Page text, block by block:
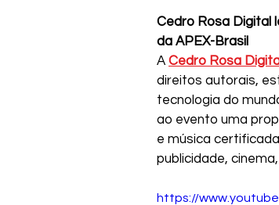
Cedro Rosa Digital
da APEX-Brasil
A Cedro Rosa
direitos autorais,
tecnologia do
ao evento uma
e música
publicidade,
https://